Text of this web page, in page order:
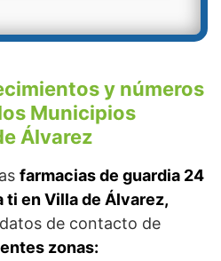
y números
Municipios
Álvarez
farmacias de guardia 24
ti en Villa de Álvarez,
de contacto de
zonas: